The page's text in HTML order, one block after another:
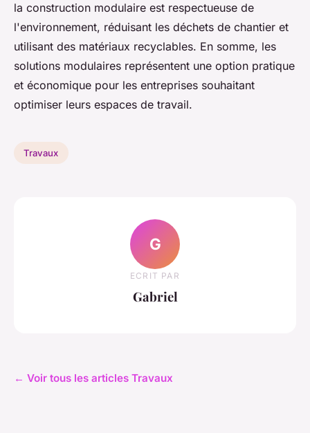
la construction modulaire est respectueuse de
l'environnement, réduisant les déchets de chantier et
utilisant des matériaux recyclables. En somme, les
solutions modulaires représentent une option pratique
et économique pour les entreprises souhaitant
optimiser leurs espaces de travail.
Travaux
G
ECRIT PAR
Gabriel
← Voir tous les articles Travaux